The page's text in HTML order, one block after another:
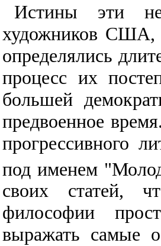
Истины эти
художников США,
определялись
процесс их
большей
предвоенное
прогрессивного
под именем
своих статей,
философии
выражать самые